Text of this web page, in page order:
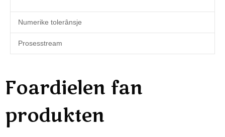
Numerike tolerânsje
Prosesstream
Foardielen fan
produkten